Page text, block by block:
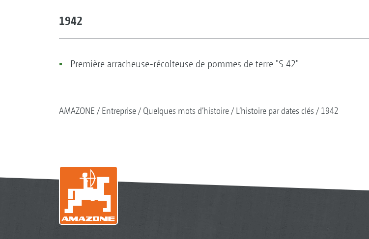
1942
Première arracheuse-récolteuse de pommes de terre "S 42"
AMAZONE Entreprise Quelques mots d’histoire L’histoire par dates clés 1942